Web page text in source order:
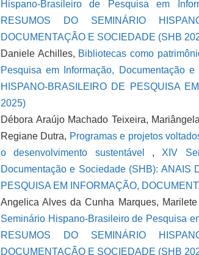
Hispano-Brasileiro de Pesquisa em
RESUMOS DO SEMINÁRIO
DOCUMENTAÇÃO E SOCIEDADE (SHB
Daniele Achilles, Bibliotecas como
Pesquisa em Informação, Documentação
HISPANO-BRASILEIRO DE PESQUISA
2025)
Débora Araújo Machado Teixeira,
Regiane Dutra, Programas e projetos
o desenvolvimento sustentável , XIV
Documentação e Sociedade (SHB): ANAIS
PESQUISA EM INFORMAÇÃO,
Angelica Alves da Cunha Marques,
Seminário Hispano-Brasileiro de Pesquisa
RESUMOS DO SEMINÁRIO
DOCUMENTAÇÃO E SOCIEDADE (SHB